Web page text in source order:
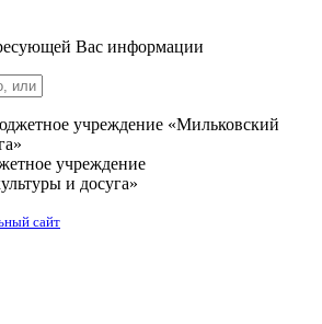
Вас информации
учреждение
и досуга»
сайт